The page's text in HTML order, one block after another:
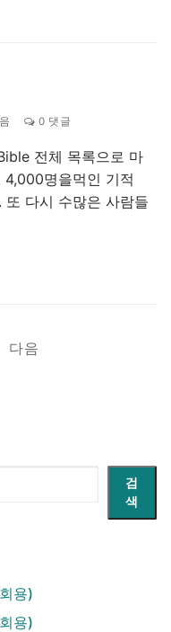
0 댓글
전체 목록으로 마
명을먹인 기적
다시 수많은 사람들
다음
검
색
용)
용)